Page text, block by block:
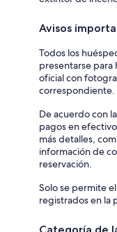
Avisos
Todos los
presentarse para
oficial con
correspondiente.
De acuerdo con
pagos en
más detalles,
información de
reservación.
Solo se permite
registrados en la